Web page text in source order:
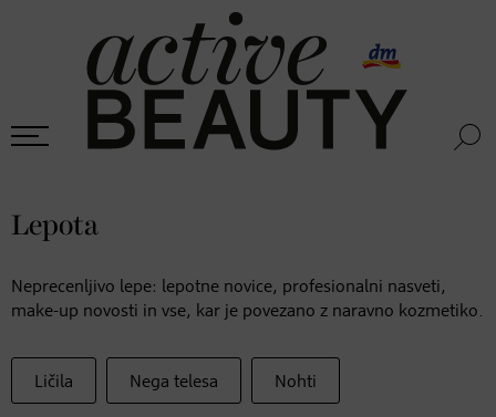
Lepota
Neprecenljivo lepe: lepotne novice, profesionalni nasveti,
make-up novosti in vse, kar je povezano z naravno kozmetiko.
Ličila Nega telesa Nohti